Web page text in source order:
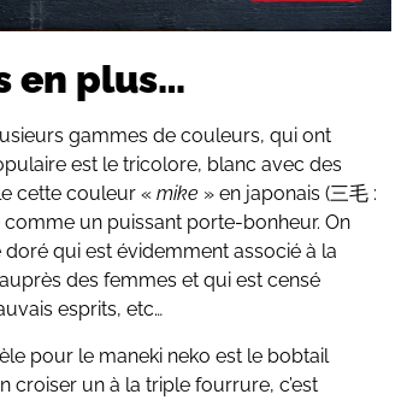
en plus…
gammes de couleurs, qui ont
est le tricolore, blanc avec des
cette couleur «mike » en japonais (三毛 :
un puissant porte-bonheur. On
qui est évidemment associé à la
des femmes et qui est censé
esprits, etc…
pour le maneki neko est le bobtail
croiser un à la triple fourrure, c’est